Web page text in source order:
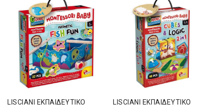
LISCIANI ΕΚΠΑΙΔΕΥΤΙΚΟ
LISCIANI ΕΚΠΑΙΔΕΥΤΙΚΟ